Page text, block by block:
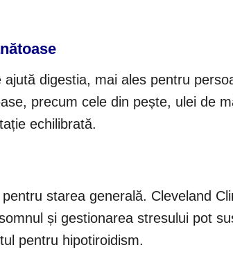
digestia, mai ales pentru
precum cele din pește, ulei de
echilibrată.
starea generală. Cleveland
și gestionarea stresului pot
pentru hipotiroidism.